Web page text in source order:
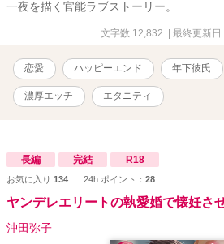
一夜を描く官能ラブストーリー。
文字数 12,832 | 最終更新
恋愛 ハッピーエンド 年下彼氏
濃厚エッチ エタニティ
長編 完結 R18
お気に入り:134 24h.ポイント： 28
ヤンデレエリートの執愛婚で懐妊さ
沖田弥子